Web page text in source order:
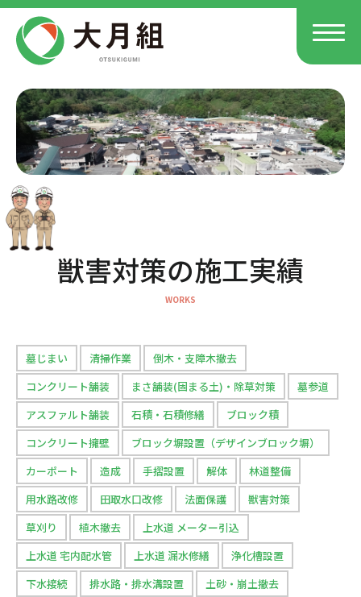
獣害対策の施工実績
墓じまい 清掃作業
倒木・支障木撤去
コンクリート舗装
まさ舗装(固まる土)・除草対策
墓参道
アスファルト舗装
石積・石積修繕
ブロック積
コンクリート擁壁
ブロック塀設置（デザインブロック塀）
カーポート
造成 手摺設置 解体
林道整備
用水路改修
田取水口改修 法面保護
獣害対策
草刈り
植木撤去
上水道 メーター引込
上水道 宅内配水管
上水道 漏水修繕
浄化槽設置
下水接続
排水路・排水溝設置
土砂・崩土撤去